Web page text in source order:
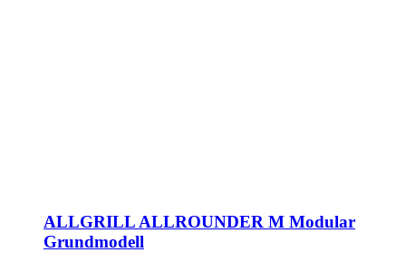
ALLGRILL ALLROUNDER M Modular
Grundmodell